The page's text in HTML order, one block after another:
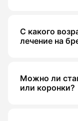
С какого
лечение на
Можно ли
или коронки?